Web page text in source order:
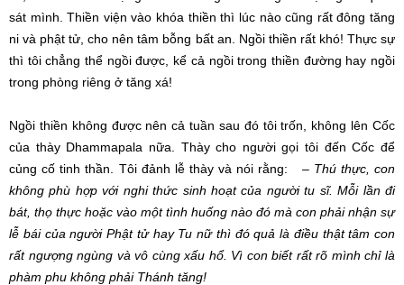
sát mình. Thiền viện vào khóa thiền thì lúc nào cũng rất đông tăng
ni và phật tử, cho nên tâm bỗng bất an. Ngồi thiền rất khó! Thực sự
thì tôi chẳng thể ngồi được, kể cả ngồi trong thiền đường hay ngồi
trong phòng riêng ở tăng xá!
Ngồi thiền không được nên cả tuần sau đó tôi trốn, không lên Cốc
của thày Dhammapala nữa. Thày cho người gọi tôi đến Cốc để
củng cố tinh thần. Tôi đảnh lễ thày và nói rằng: – Thú thực, con
không phù hợp với nghi thức sinh hoạt của người tu sĩ. Mỗi lần đi
bát, thọ thực hoặc vào một tình huống nào đó mà con phải nhận sự
lễ bái của người Phật tử hay Tu nữ thì đó quả là điều thật tâm con
rất ngượng ngùng và vô cùng xấu hổ. Vì con biết rất rõ mình chỉ là
phàm phu không phải Thánh tăng!